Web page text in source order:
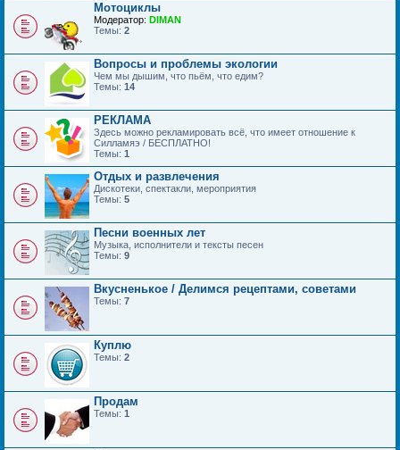
Мотоциклы
Модератор: DIMAN
Темы: 2
Вопросы и проблемы экологии
Чем мы дышим, что пьём, что едим?
Темы: 14
РЕКЛАМА
Здесь можно рекламировать всё, что имеет отношение к
Силламяэ / БЕСПЛАТНО!
Темы: 1
Отдых и развлечения
Дискотеки, спектакли, мероприятия
Темы: 5
Песни военных лет
Музыка, исполнители и тексты песен
Темы: 9
Вкусненькое / Делимся рецептами, советами
Темы: 7
Куплю
Темы: 2
Продам
Темы: 1